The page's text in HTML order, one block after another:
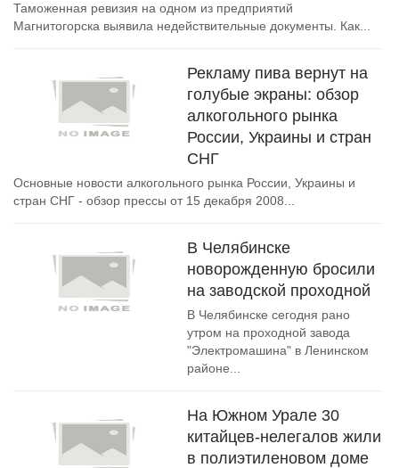
Таможенная ревизия на одном из предприятий
Магнитогорска выявила недействительные документы. Как...
Рекламу пива вернут на
голубые экраны: обзор
алкогольного рынка
России, Украины и стран
СНГ
Основные новости алкогольного рынка России, Украины и
стран СНГ - обзор прессы от 15 декабря 2008...
В Челябинске
новорожденную бросили
на заводской проходной
В Челябинске сегодня рано
утром на проходной завода
"Электромашина" в Ленинском
районе...
На Южном Урале 30
китайцев-нелегалов жили
в полиэтиленовом доме